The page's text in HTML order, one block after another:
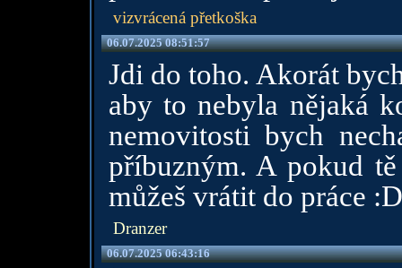
vizvrácená přetkoška
06.07.2025 08:51:57
Jdi do toho. Akorát
aby to nebyla nějaká
nemovitosti bych
příbuzným. A pokud
můžeš vrátit do práce :D
Dranzer
06.07.2025 06:43:16